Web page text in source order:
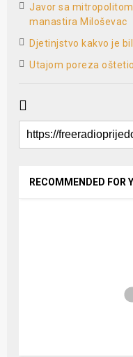
Javor sa
manastira Miloševac
Djetinjstvo kakvo je
Utajom poreza
RECOMMENDED FOR